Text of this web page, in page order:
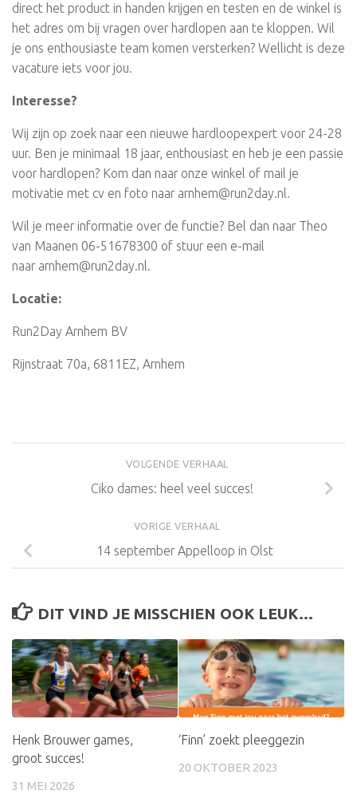
direct het product in handen krijgen en testen en de winkel is
het adres om bij vragen over hardlopen aan te kloppen. Wil
je ons enthousiaste team komen versterken? Wellicht is deze
vacature iets voor jou.
Interesse?
Wij zijn op zoek naar een nieuwe hardloopexpert voor 24-28
uur. Ben je minimaal 18 jaar, enthousiast en heb je een passie
voor hardlopen? Kom dan naar onze winkel of mail je
motivatie met cv en foto naar arnhem@run2day.nl.
Wil je meer informatie over de functie? Bel dan naar Theo
van Maanen 06-51678300 of stuur een e-mail
naar arnhem@run2day.nl.
Locatie:
Run2Day Arnhem BV
Rijnstraat 70a, 6811EZ, Arnhem
VOLGENDE VERHAAL
Ciko dames: heel veel succes!
VORIGE VERHAAL
14 september Appelloop in Olst
DIT VIND JE MISSCHIEN OOK LEUK...
Henk Brouwer games,
groot succes!
31 MEI 2026
‘Finn’ zoekt pleeggezin
20 OKTOBER 2023